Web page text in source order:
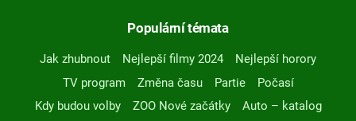
Populární témata
Jak zhubnout Nejlepší filmy 2024
Nejlepší horory
TV program
Změna času Partie
Počasí
Kdy budou volby
ZOO Nové začátky
Auto – katalog